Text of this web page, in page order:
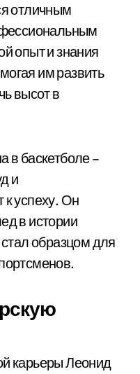
отличным
опыт и знания
им развить
высот в
в баскетболе –
и
к успеху. Он
в истории
стал образцом для
карьеры Леонид